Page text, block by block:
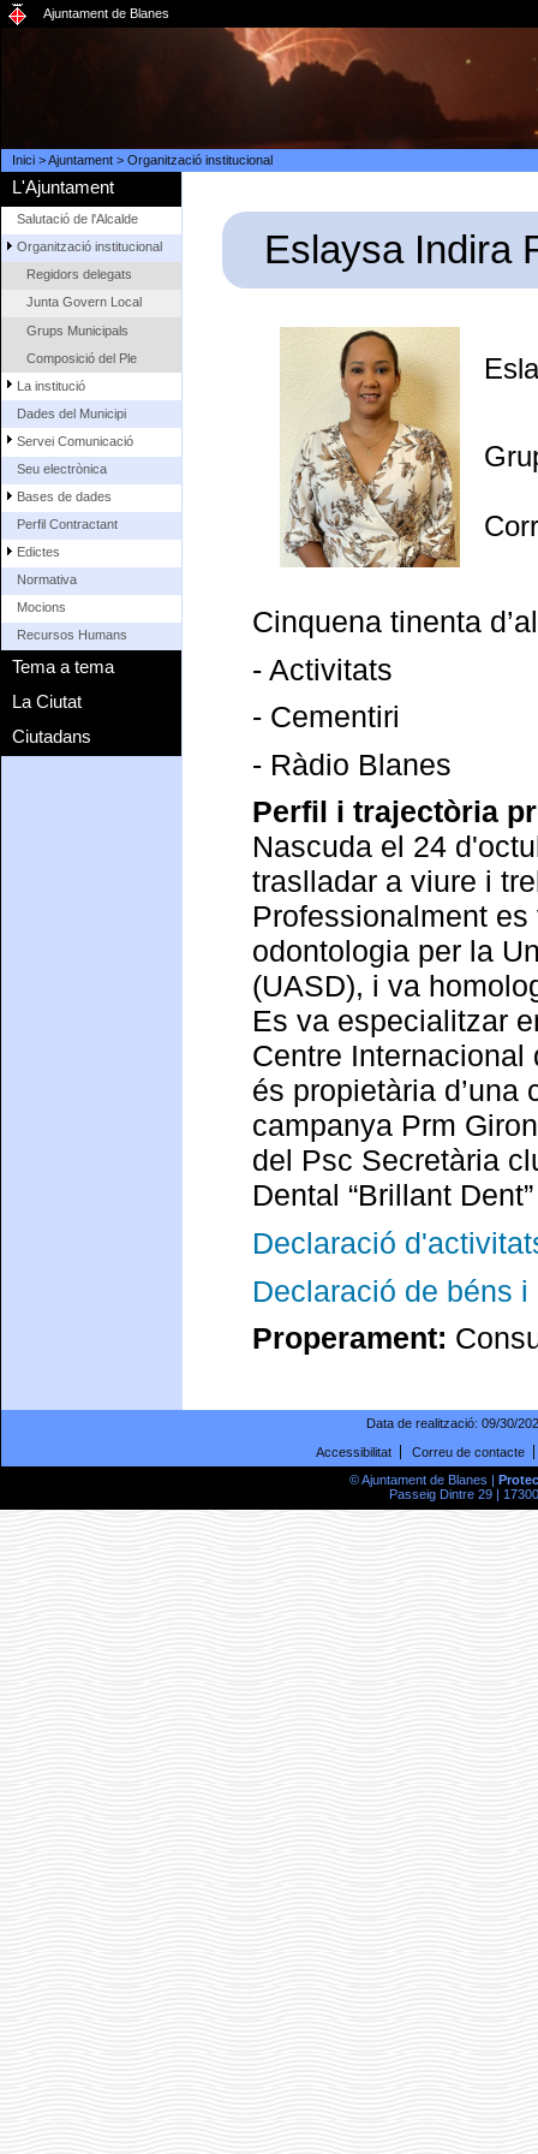
Ajuntament de Blanes
Inici>Ajuntament> Organització institucional
L'Ajuntament
Salutació de l'Alcalde
Organització institucional
Regidors delegats
Junta Govern Local
Grups Municipals
Composició del Ple
La institució
Dades del Municipi
Servei Comunicació
Seu electrònica
Bases de dades
Perfil Contractant
Edictes
Normativa
Mocions
Recursos Humans
Tema a tema
La Ciutat
Ciutadans
Eslaysa Indira
Cinquena tinenta
- Activitats
- Cementiri
- Ràdio Blanes
Perfil i trajectòria
Nascuda el 24
traslladar a viure i
Professionalment
odontologia per la
(UASD), i va
Es va especialitzar
Centre Internacional
és propietària
campanya Prm
del Psc Secretària
Dental “Brillant
Declaració
Declaració de béns
Properament:
Data de realització: 09/30/
Accessibilitat
Correu de contacte
© Ajuntament de Blanes |
Passeig Dintre 29 |